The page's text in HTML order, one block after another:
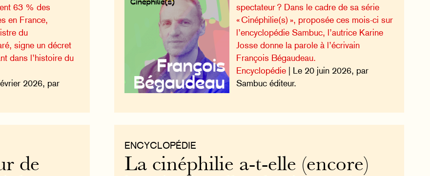
spectateur ? Dans le cadre de sa série
« Cinéphilie(s) », proposée ces mois-ci sur
l’encyclopédie Sambuc, l’autrice Karine
Josse donne la parole à l’écrivain
François Bégaudeau.
Encyclopédie| Le 20 juin 2026, par
Sambuc éditeur.
63 % des
en France,
du
signe un décret
dans l’histoire du
2026, par
ENCYCLOPÉDIE
La cinéphilie a-t-elle (encore)
de